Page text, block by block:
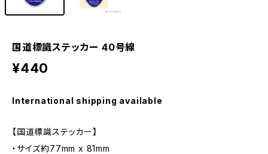
国道標識ステッカー 40号線
¥440
International shipping available
【国道標識ステッカー】
・サイズ約77mm x 81mm